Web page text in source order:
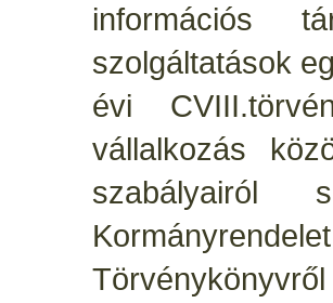
információs
szolgáltatások
évi
vállalkozás
szabályairól